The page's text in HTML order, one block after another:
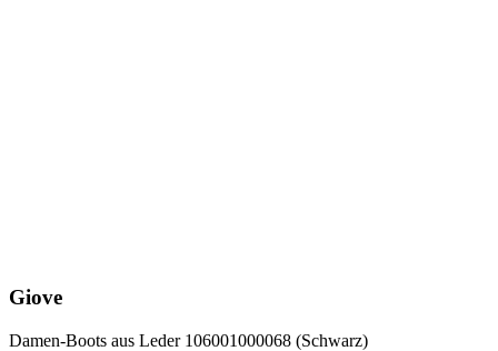
Giove
Damen-Boots aus Leder 106001000068 (Schwarz)